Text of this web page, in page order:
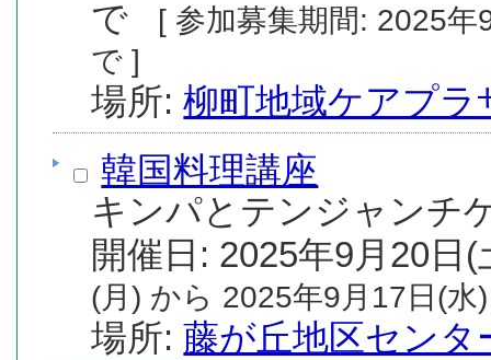
[ 参加募集期間: 2025年9月1日(月) から 2026年3月19日(木) ま
で ]
場所:柳町地域ケアプラ
韓国料理講座
キンパとテンジャンチ
(月) から 2025年9月17日(水
場所:藤が丘地区センタ